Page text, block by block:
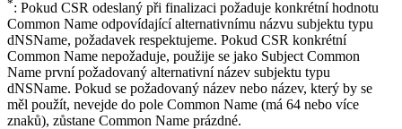
*: Pokud CSR odeslaný při finalizaci požaduje konkrétní hodnotu
Common Name odpovídající alternativnímu názvu subjektu typu
dNSName, požadavek respektujeme. Pokud CSR konkrétní
Common Name nepožaduje, použije se jako Subject Common
Name první požadovaný alternativní název subjektu typu
dNSName. Pokud se požadovaný název nebo název, který by se
měl použít, nevejde do pole Common Name (má 64 nebo více
znaků), zůstane Common Name prázdné.